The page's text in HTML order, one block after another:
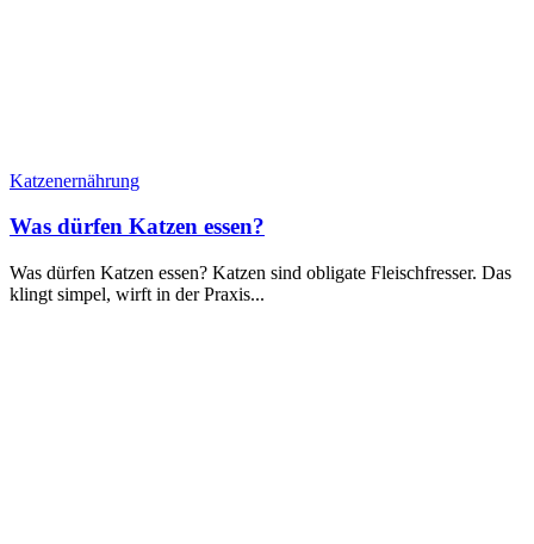
Katzenernährung
Was dürfen Katzen essen?
Was dürfen Katzen essen? Katzen sind obligate Fleischfresser. Das
klingt simpel, wirft in der Praxis...